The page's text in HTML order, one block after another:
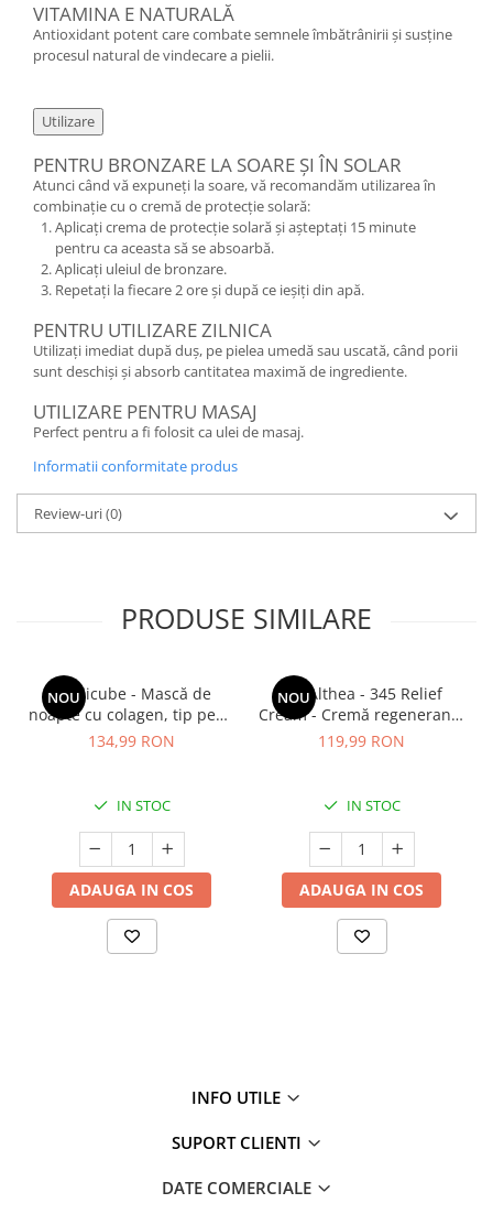
VITAMINA E NATURALĂ
Antioxidant potent care combate semnele îmbătrânirii și susține
procesul natural de vindecare a pielii.
Utilizare
PENTRU BRONZARE LA SOARE ȘI ÎN SOLAR
Atunci când vă expuneți la soare, vă recomandăm utilizarea în
combinație cu o cremă de protecție solară:
Aplicați crema de protecție solară și așteptați 15 minute
pentru ca aceasta să se absoarbă.
Aplicați uleiul de bronzare.
Repetați la fiecare 2 ore și după ce ieșiți din apă.
PENTRU UTILIZARE ZILNICA
Utilizați imediat după duș, pe pielea umedă sau uscată, când porii
sunt deschiși și absorb cantitatea maximă de ingrediente.
UTILIZARE PENTRU MASAJ
Perfect pentru a fi folosit ca ulei de masaj.
Informatii conformitate produs
Review-uri(0)
PRODUSE SIMILARE
NOU
Medicube - Mască de
noapte cu colagen, tip peel-
off (se îndepărtează prin
75 ml
134,99 RON
IN STOC
ADAUGA IN COS
NOU
Dr. Althea - 345 Relief
Cream - Cremă regenerantă
pentru față - 50 ml
119,99 RON
IN STOC
ADAUGA IN COS
INFO UTILE
SUPORT CLIENTI
DATE COMERCIALE